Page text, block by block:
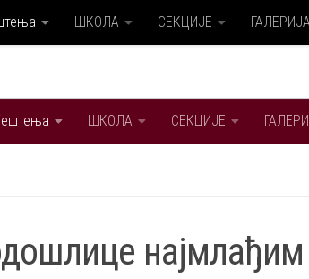
ШКОЛА СЕКЦИЈЕ ГАЛЕРИЈА
ШКОЛА СЕКЦИЈЕ